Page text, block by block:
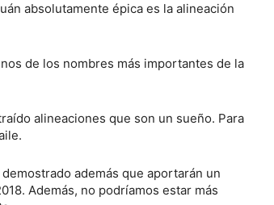
absolutamente épica es la alineación
de los nombres más importantes de la
alineaciones que son un sueño. Para
además que aportarán un
Además, no podríamos estar más